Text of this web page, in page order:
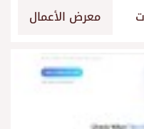
معرض الأعمال